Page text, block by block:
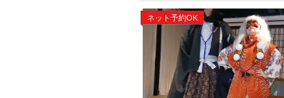
ネット予約OK